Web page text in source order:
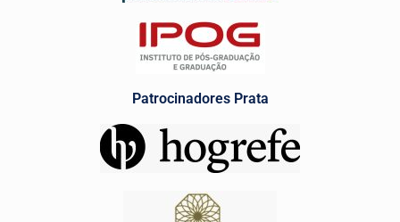
Patrocinadores Prata